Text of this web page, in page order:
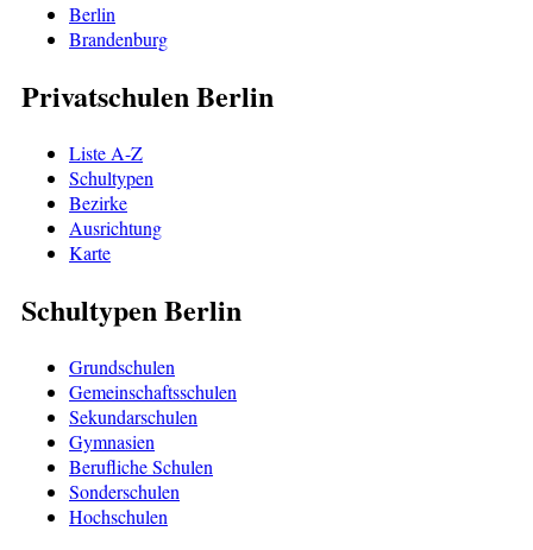
Berlin
Brandenburg
Privatschulen Berlin
Liste A-Z
Schultypen
Bezirke
Ausrichtung
Karte
Schultypen Berlin
Grundschulen
Gemeinschaftsschulen
Sekundarschulen
Gymnasien
Berufliche Schulen
Sonderschulen
Hochschulen